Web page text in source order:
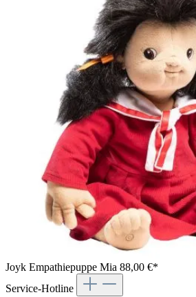
Joyk Empathiepuppe Mia 88,00 €*
Service-Hotline